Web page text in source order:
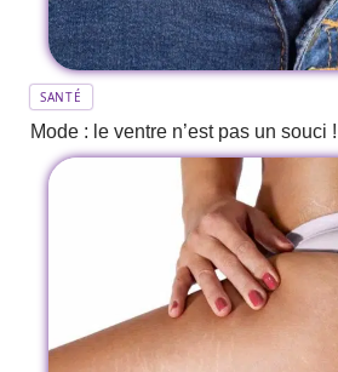
SANTÉ
Mode : le ventre n’est pas un souci !